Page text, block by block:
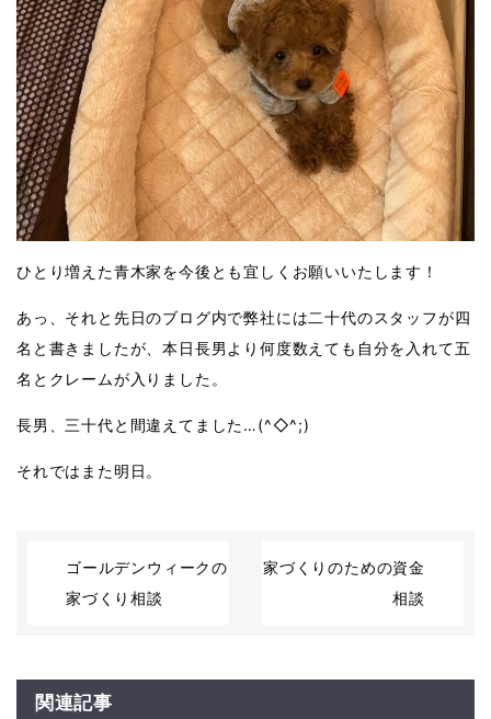
ひとり増えた青木家を今後とも宜しくお願いいたします！
あっ、それと先日のブログ内で弊社には二十代のスタッフが四
名と書きましたが、本日長男より何度数えても自分を入れて五
名とクレームが入りました。
長男、三十代と間違えてました…(^◇^;)
それではまた明日。
ゴールデンウィークの
家づくり相談
家づくりのための資金
相談
関連記事